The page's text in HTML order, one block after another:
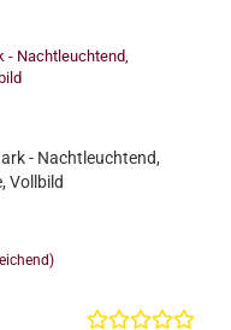
- Nachtleuchtend,
Vollbild